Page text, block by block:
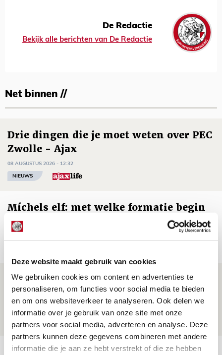
Deze website maakt gebruik van cookies
We gebruiken cookies om content en advertenties te
personaliseren, om functies voor social media te bieden
en om ons websiteverkeer te analyseren. Ook delen we
informatie over je gebruik van onze site met onze
partners voor social media, adverteren en analyse. Deze
partners kunnen deze gegevens combineren met andere
informatie die je aan ze hebt verstrekt of die ze hebben
De Redactie
Bekijk alle berichten van De Redactie
Net binnen //
Drie dingen die je moet weten over PEC
Zwolle - Ajax
08 AUGUSTUS 2026 - 12:32
NIEUWS
Míchels elf: met welke formatie begin
jij aan nieuw eredivisieseizoen?
Spelen bij Jong Ajax of Ajax 1? Dat
maakt Abdalla ‘geen reet’ uit
Bekijk meer